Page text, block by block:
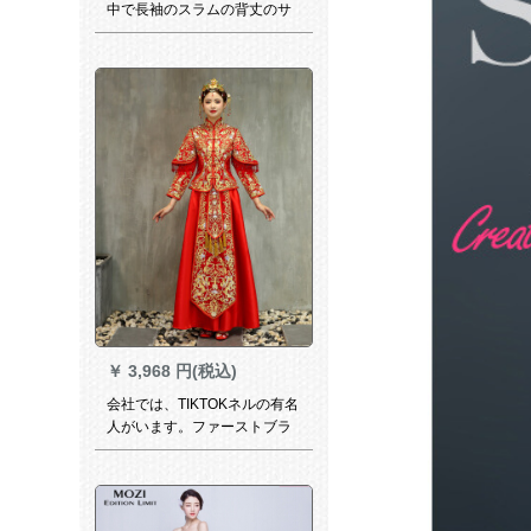
中で長袖のスラムの背丈のサ
テンンンウェルディは白い
￥ 3,968 円(税込)
会社では、TIKTOKネルの有名
人がいます。ファーストブラ
ンドのウェディングドレスシ
TIKTOK同じスタール古代結婚
式中華風ウェディングドレス